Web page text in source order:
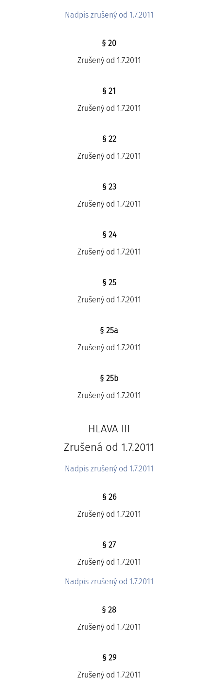
Nadpis zrušený od 1.7.2011
§ 20
Zrušený od 1.7.2011
§ 21
Zrušený od 1.7.2011
§ 22
Zrušený od 1.7.2011
§ 23
Zrušený od 1.7.2011
§ 24
Zrušený od 1.7.2011
§ 25
Zrušený od 1.7.2011
§ 25a
Zrušený od 1.7.2011
§ 25b
Zrušený od 1.7.2011
HLAVA III
Zrušená od 1.7.2011
Nadpis zrušený od 1.7.2011
§ 26
Zrušený od 1.7.2011
§ 27
Zrušený od 1.7.2011
Nadpis zrušený od 1.7.2011
§ 28
Zrušený od 1.7.2011
§ 29
Zrušený od 1.7.2011